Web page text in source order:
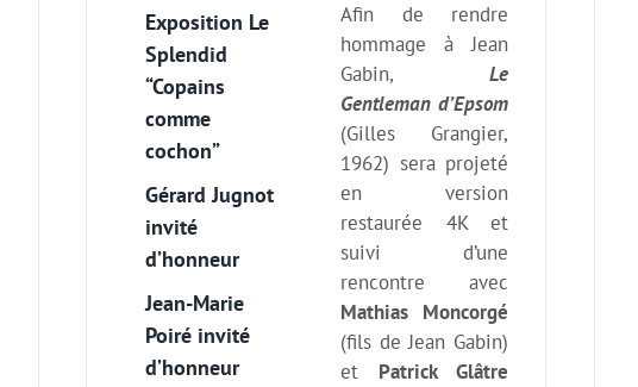
Exposition Le
Splendid
“Copains
comme
cochon”
Gérard Jugnot
invité
d’honneur
Jean-Marie
Poiré invité
d’honneur
Afin de rendre
hommage à Jean
Gabin,Le
Gentleman d’Epsom
(Gilles Grangier,
1962) sera projeté
en version
restaurée 4K et
suivi d’une
rencontre avec
Mathias Moncorgé
(fils de Jean Gabin)
et Patrick Glâtre